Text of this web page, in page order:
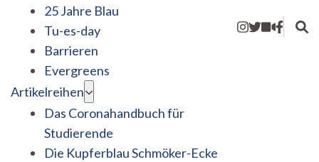
25 Jahre Blau
Tu-es-day
Barrieren
Evergreens
Artikelreihen
Das Coronahandbuch für
Studierende
Die Kupferblau Schmöker-Ecke